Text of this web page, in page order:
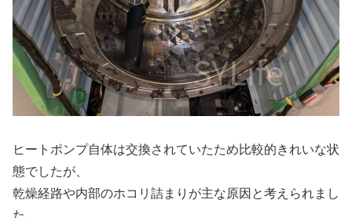
ヒートポンプ自体は交換されていたため比較的きれいな状
態でしたが、
乾燥経路や内部のホコリ詰まりが主な原因と考えられまし
た。